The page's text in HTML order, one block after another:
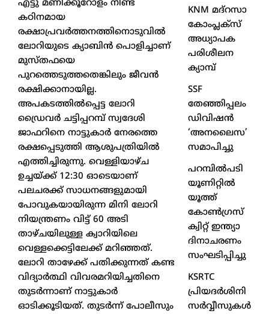
എട്ടു മണിക്കൂറോളം നീണ്ട
കഠിനമായ
രക്ഷാപ്രവർത്തനത്തിനൊടുവിൽ
ലോറിയുടെ ക്യാബിൻ പൊളിച്ചാണ്
മുസ്തഫയെ
പുറത്തെടുത്തതെങ്കിലും ജീവൻ
രക്ഷിക്കാനായില്ല.
അപകടത്തിൽപ്പെട്ട ലോറി
ഡ്രൈവർ ചട്ടിപ്പറമ്പ് സ്വദേശി
ജാഫറിനെ നാട്ടുകാർ നേരത്തെ
രക്ഷപ്പെടുത്തി ആശുപത്രിയിൽ
എത്തിച്ചിരുന്നു. വെള്ളിയാഴ്ച
ഉച്ചയ്ക്ക് 12:30 ഓടെയാണ്
പലചരക്ക് സാധനങ്ങളുമായി
പോവുകയായിരുന്ന മിനി ലോറി
നിയന്ത്രണം വിട്ട് 60 അടി
താഴ്ചയിലുള്ള ക്വാറിയിലെ
വെള്ളക്കെട്ടിലേക്ക് മറിഞ്ഞത്.
ലോറി താഴേക്ക് പതിക്കുന്നത് കണ്ട
വിദ്യാർത്ഥി വിവരമറിയിച്ചതിനെ
തുടർന്നാണ് നാട്ടുകാർ
ഓടിക്കൂടിയത്. തുടർന്ന് പോലീസും
KNM മദ്റസാ
കോംപ്ലക്സ്
അധ്യാപക
പരിശീലന
ക്യാമ്പ്
SSF
തേഞ്ഞിപ്പലം
ഡിവിഷൻ
‘അനലൈസ’
സമാപിച്ചു
പറമ്പിൽപടി
യൂണിറ്റിൽ
യൂത്ത്
കോൺഗ്രസ്
ക്വിറ്റ് ഇന്ത്യാ
ദിനാചരണം
സംഘടിപ്പിച്ചു
KSRTC
പ്രിയദർശിനി
സർവ്വീസുകൾ